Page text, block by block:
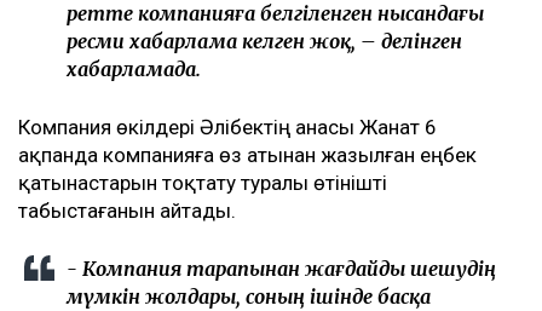
ретте компанияға белгіленген нысандағы
ресми хабарлама келген жоқ, – делінген
хабарламада.
Компания өкілдері Әлібектің анасы Жанат 6
ақпанда компанияға өз атынан жазылған еңбек
қатынастарын тоқтату туралы өтінішті
табыстағанын айтады.
- Компания тарапынан жағдайды шешудің
мүмкін жолдары, соның ішінде басқа